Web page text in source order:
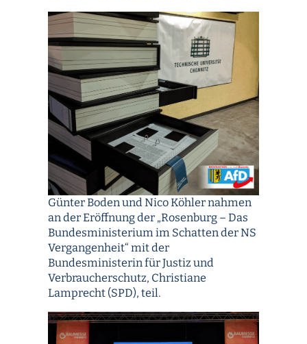
Günter Boden und Nico Köhler nahmen
an der Eröffnung der „Rosenburg – Das
Bundesministerium im Schatten der NS
Vergangenheit“ mit der
Bundesministerin für Justiz und
Verbraucherschutz, Christiane
Lamprecht (SPD), teil.